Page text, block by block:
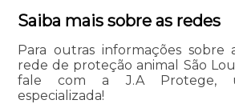
Saiba mais sobre as redes
Para outras informações sobre
rede de proteção animal São
fale com a J.A Protege,
especializada!